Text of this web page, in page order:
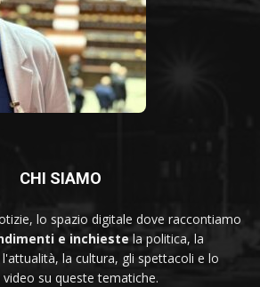
CHI SIAMO
lo spazio digitale dove raccontiamo
e inchieste la politica, la
la cultura, gli spettacoli e lo
su queste tematiche.